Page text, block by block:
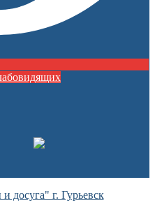
досуга" г. Гурьевск